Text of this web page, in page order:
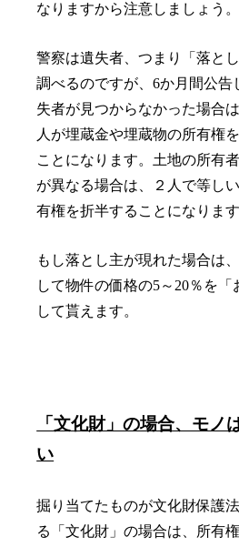
なりますから注意しましょう。
警察は遺失者、つまり「落と
調べるのですが、6か月間公告
失者が見つからなかった場合
人が埋蔵金や埋蔵物の所有権
ことになります。土地の所有
が異なる場合は、２人で等し
有権を折半することになります
もし落とし主が現れた場合は
して物件の価格の5～20％を「
して貰えます。
「文化財」の場合、モノ
い
掘り当てたものが文化財保護
る「文化財」の場合は、所有